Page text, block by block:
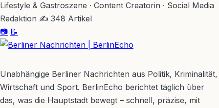
Lifestyle & Gastroszene · Content Creatorin · Social Media
Redaktion ✍ 348 Artikel
📷 📝
Unabhängige Berliner Nachrichten aus Politik, Kriminalität,
Wirtschaft und Sport. BerlinEcho berichtet täglich über
das, was die Hauptstadt bewegt – schnell, präzise, mit